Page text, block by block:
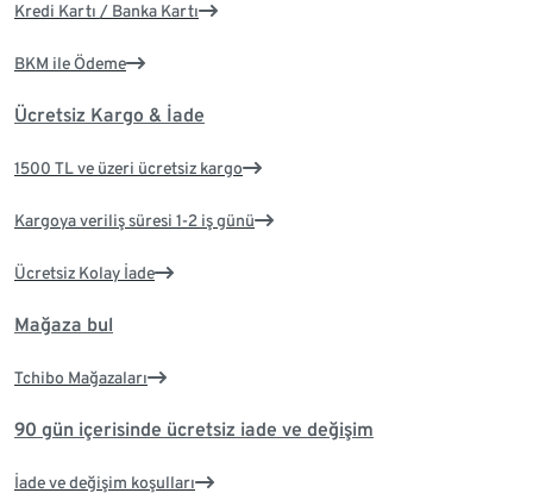
Kredi Kartı / Banka Kartı
BKM ile Ödeme
Ücretsiz Kargo & İade
1500 TL ve üzeri ücretsiz kargo
Kargoya veriliş süresi 1-2 iş günü
Ücretsiz Kolay İade
Mağaza bul
Tchibo Mağazaları
90 gün içerisinde ücretsiz iade ve değişim
İade ve değişim koşulları